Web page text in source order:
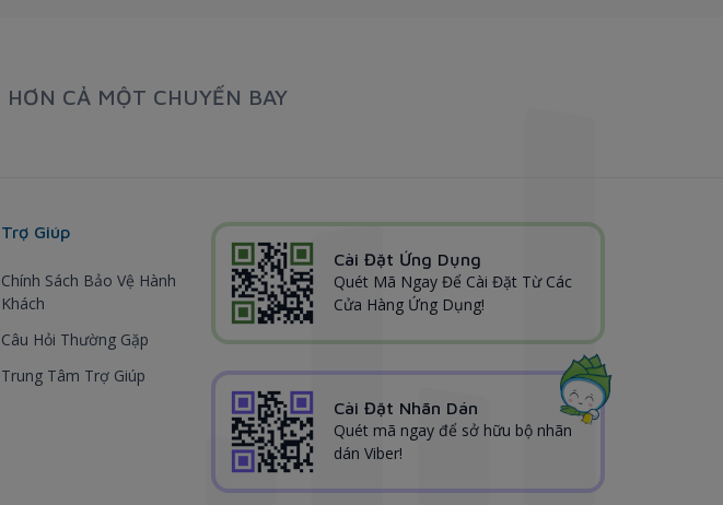
HƠN CẢ MỘT CHUYẾN BAY
Trợ Giúp
Chính Sách Bảo Vệ Hành
Khách
Câu Hỏi Thường Gặp
Trung Tâm Trợ Giúp
Cài Đặt Ứng Dụng
Quét Mã Ngay Để Cài Đặt Từ Các
Cửa Hàng Ứng Dụng!
Cài Đặt Nhãn Dán
Quét mã ngay để sở hữu bộ nhãn
dán Viber!